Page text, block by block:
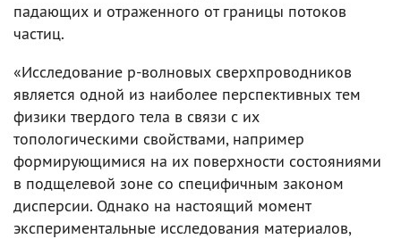
падающих и отраженного от границы потоков
частиц.
«Исследование p-волновых сверхпроводников
является одной из наиболее перспективных тем
физики твердого тела в связи с их
топологическими свойствами, например
формирующимися на их поверхности состояниями
в подщелевой зоне со специфичным законом
дисперсии. Однако на настоящий момент
экспериментальные исследования материалов,